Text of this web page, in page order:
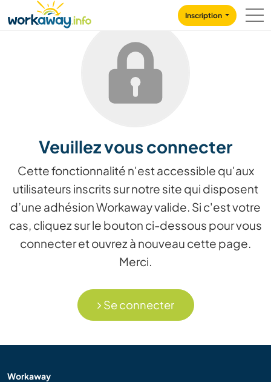
CONTENT
MAIN NAVIGATION
Inscription
Veuillez vous connecter
Cette fonctionnalité n'est accessible qu'aux
utilisateurs inscrits sur notre site qui disposent
d’une adhésion Workaway valide. Si c'est votre
cas, cliquez sur le bouton ci-dessous pour vous
connecter et ouvrez à nouveau cette page.
Merci.
Se connecter
Workaway